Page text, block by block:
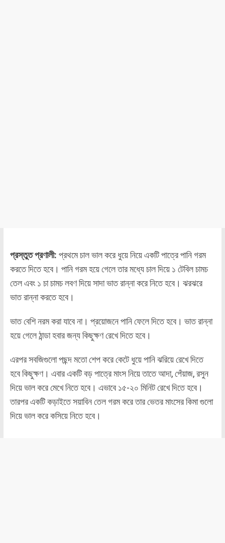
প্রস্তুত প্রণালী: প্রথমে চাল ভাল করে ধুয়ে নিয়ে একটি পাত্রে পানি গরম
করতে দিতে হবে। পানি গরম হয়ে গেলে তার মধ্যে চাল দিয়ে ১ টেবিল চামচ
তেল এবং ১ চা চামচ লবণ দিয়ে সাদা ভাত রান্না করে নিতে হবে। ঝরঝরে
ভাত রান্না করতে হবে।
ভাত বেশি নরম করা যাবে না। প্রয়োজনে পানি ফেলে দিতে হবে। ভাত রান্না
হয়ে গেলে ঠান্ডা হবার জন্য কিছুক্ষণ রেখে দিতে হবে।
এরপর সবজিগুলো পছন্দ মতো শেপ করে কেটে ধুয়ে পানি ঝরিয়ে রেখে দিতে
হবে কিছুক্ষণ। এবার একটি বড় পাত্রে মাংস নিয়ে তাতে আদা, পেঁয়াজ, রসুন
দিয়ে ভাল করে মেখে নিতে হবে। এভাবে ১৫-২০ মিনিট রেখে দিতে হবে।
তারপর একটি কড়াইতে সয়াবিন তেল গরম করে তার ভেতর মাংসের কিমা গুলো
দিয়ে ভাল করে কসিয়ে নিতে হবে।